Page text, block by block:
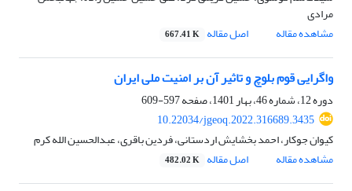
مرادی
مشاهده مقاله
اصل مقاله 667.41 K
واگرایی قوم بلوچ و تاثیر آن بر امنیت ملی ایران
دوره 12، شماره 46، بهار 1401، صفحه
597-609
10.22034/jgeoq.2022.316689.3435
کیوان جوکار، احمد بخشایش اردستانی، فردین باقری، عبدالحسین الله کرم
مشاهده مقاله
اصل مقاله 482.02 K